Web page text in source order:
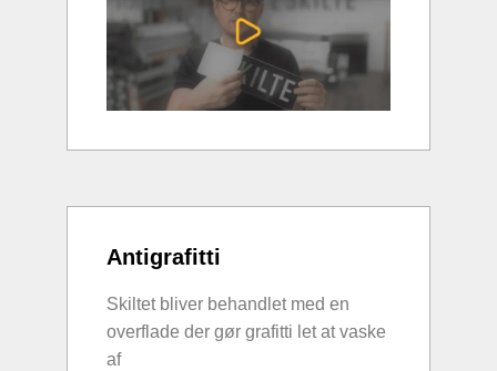
Antigrafitti
Skiltet bliver behandlet med en
overflade der gør grafitti let at vaske
af